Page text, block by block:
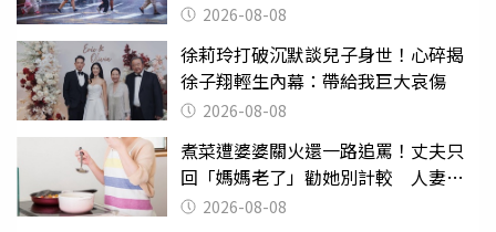
2026-08-08
徐莉玲打破沉默談兒子身世！心碎揭
徐子翔輕生內幕：帶給我巨大哀傷
2026-08-08
煮菜遭婆婆關火還一路追罵！丈夫只
回「媽媽老了」勸她別計較 人妻超
崩潰：我像台傭
2026-08-08